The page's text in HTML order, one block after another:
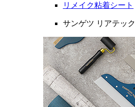
リメイク粘着シート
サンゲツ リアテック